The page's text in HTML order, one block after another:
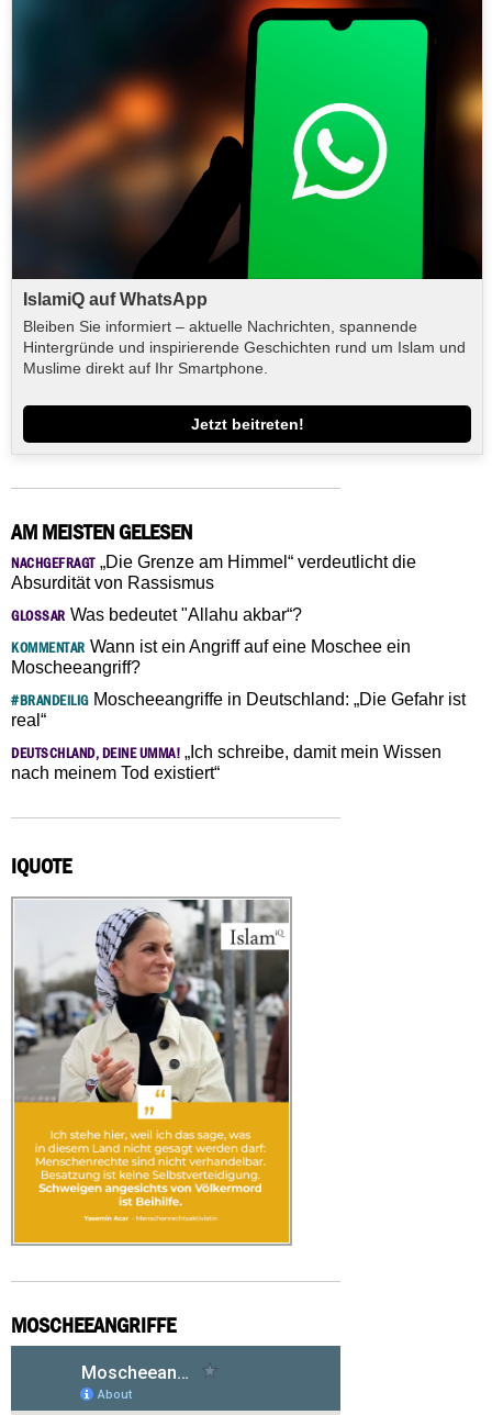
IslamiQ auf WhatsApp
Bleiben Sie informiert – aktuelle Nachrichten, spannende
Hintergründe und inspirierende Geschichten rund um Islam und
Muslime direkt auf Ihr Smartphone.
Jetzt beitreten!
AM MEISTEN GELESEN
NACHGEFRAGT„Die Grenze am Himmel“ verdeutlicht die
Absurdität von Rassismus
GLOSSAR Was bedeutet "Allahu akbar“?
KOMMENTAR Wann ist ein Angriff auf eine Moschee ein
Moscheeangriff?
#BRANDEILIGMoscheeangriffe in Deutschland: „Die Gefahr ist
real“
DEUTSCHLAND, DEINE UMMA! „Ich schreibe, damit mein Wissen
nach meinem Tod existiert“
IQUOTE
MOSCHEEANGRIFFE